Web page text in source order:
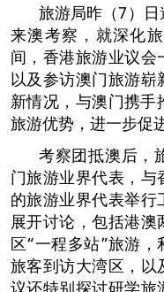
旅游局昨（7）
来澳考察，就深化
间，香港旅游业议会
以及参访澳门旅游
新情况，与澳门携手
旅游优势，进一步促
考察团抵澳后，
门旅游业界代表，
的旅游业界代表举
展开讨论，包括港
区“一程多站”旅游
旅客到访大湾区，以
议还特别探讨研学旅